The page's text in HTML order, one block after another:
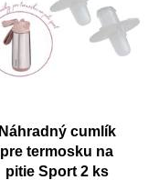
Náhradný cumlík
pre termosku na
pitie Sport 2 ks